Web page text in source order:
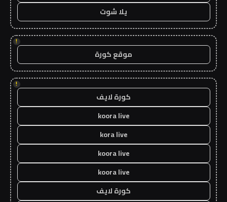
يلا شوت
!
موقع كورة
!
كورة لايف
koora live
kora live
koora live
koora live
كورة لايف